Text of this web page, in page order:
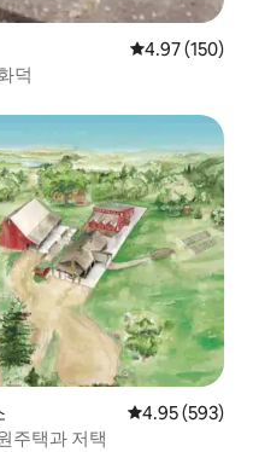
평점 4.97점(5
4.97 (150)
덕
평점 4.95점(5
4.95 (593)
주택과 저택